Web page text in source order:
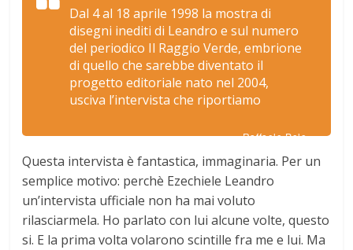
Dal 4 al 18 aprile 1998 la mostra di
disegni inediti di Leandro e sul numero
del periodico Il Raggio Verde, embrione
di quello che sarebbe diventato il
progetto editoriale nato nel 2004,
usciva l’intervista che riportiamo
Raffaele Polo
Questa intervista è fantastica, immaginaria. Per un
semplice motivo: perchè Ezechiele Leandro
un’intervista ufficiale non ha mai voluto
rilasciarmela. Ho parlato con lui alcune volte, questo
si. E la prima volta volarono scintille fra me e lui. Ma